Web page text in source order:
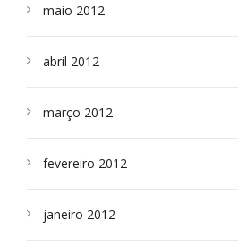
maio 2012
abril 2012
março 2012
fevereiro 2012
janeiro 2012